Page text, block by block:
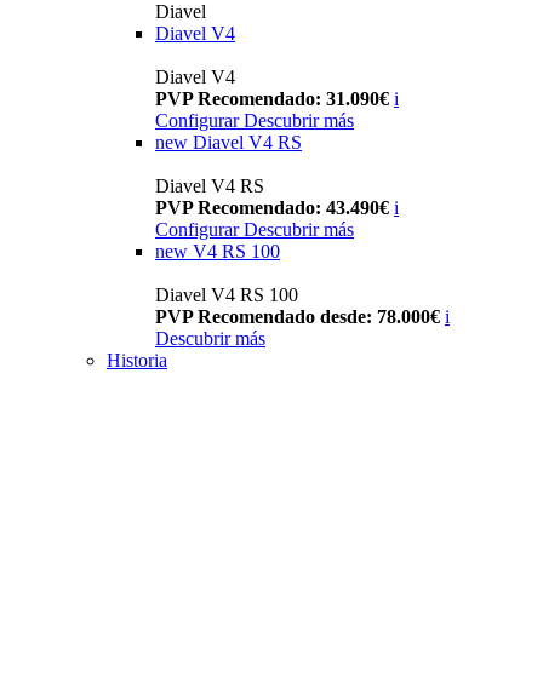
Diavel
Diavel V4
Diavel V4
PVP Recomendado: 31.090€ i
Configurar Descubrir más
new Diavel V4 RS
Diavel V4 RS
PVP Recomendado: 43.490€ i
Configurar Descubrir más
new V4 RS 100
Diavel V4 RS 100
PVP Recomendado desde: 78.000€ i
Descubrir más
Historia